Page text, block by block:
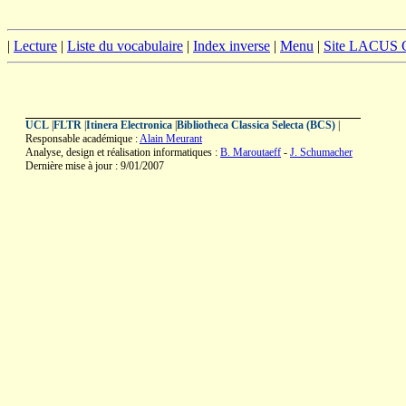
| Lecture | Liste du vocabulaire | Index inverse | Menu | Site LACUS
UCL FLTR Itinera Electronica Bibliotheca Classica Selecta (BCS)
Responsable académique :Alain Meurant
Analyse, design et réalisation informatiques : B. Maroutaeff - J. Schumacher
Dernière mise à jour : 9/01/2007